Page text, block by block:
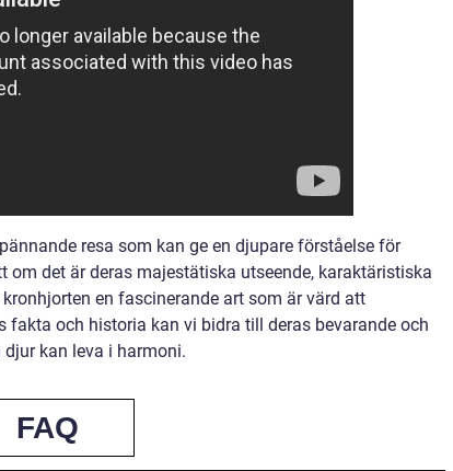
resa som kan ge en djupare förståelse för
om det är deras majestätiska utseende, karaktäristiska
en fascinerande art som är värd att
och historia kan vi bidra till deras bevarande och
kan leva i harmoni.
FAQ